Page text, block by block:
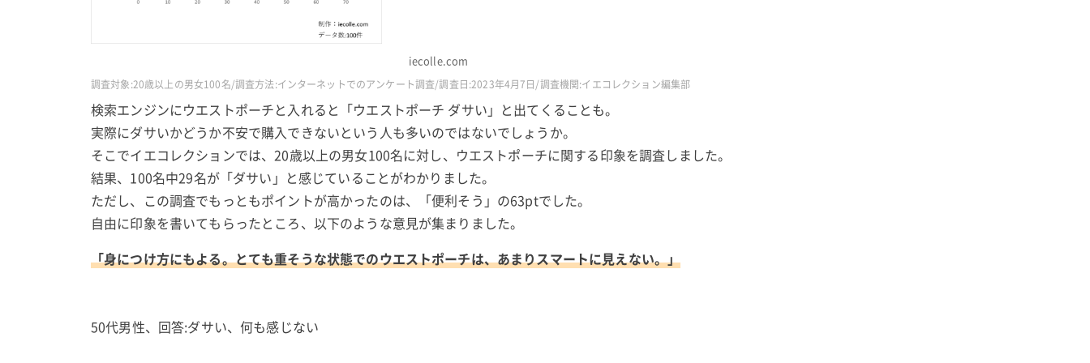
iecolle.com
調査対象:20歳以上の男女100名/調査方法:インターネットでのアンケート調査/調査日:2023年4月7日/調査機関:イエコレクション編集部
検索エンジンにウエストポーチと入れると「ウエストポーチ ダサい」と出てくることも。
実際にダサいかどうか不安で購入できないという人も多いのではないでしょうか。
そこでイエコレクションでは、20歳以上の男女100名に対し、ウエストポーチに関する印象を調査しました。
結果、100名中29名が「ダサい」と感じていることがわかりました。
ただし、この調査でもっともポイントが高かったのは、「便利そう」の63ptでした。
自由に印象を書いてもらったところ、以下のような意見が集まりました。
「身につけ方にもよる。とても重そうな状態でのウエストポーチは、あまりスマートに見えない。」
50代男性、回答:ダサい、何も感じない